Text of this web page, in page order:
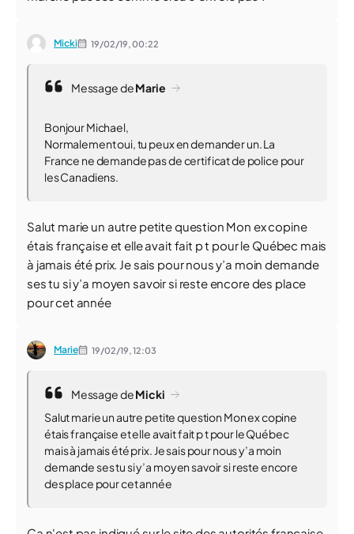
Micki 19/02/19,00:22
Message deMarie
Bonjour Michael,
Normalement oui, tu peux en demander un. La
France ne demande pas de certificat de police pour
les Canadiens.
Salut marie un autre petite question Mon ex copine
étais française et elle avait fait p t pour le Québec mais
à jamais été prix. Je sais pour nous y’a moin demande
ses tu si y’a moyen savoir si reste encore des place
pour cet année
Marie 19/02/19,12:03
Message deMicki
Salut marie un autre petite question Mon ex copine
étais française et elle avait fait p t pour le Québec
mais à jamais été prix. Je sais pour nous y’a moin
demande ses tu si y’a moyen savoir si reste encore
des place pour cet année